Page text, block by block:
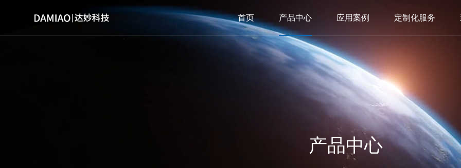
首页 产品中心 应用案例 定制化服务
产品中心